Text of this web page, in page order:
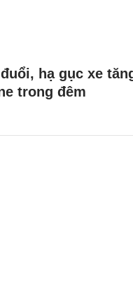
hạ gục xe
trong đêm